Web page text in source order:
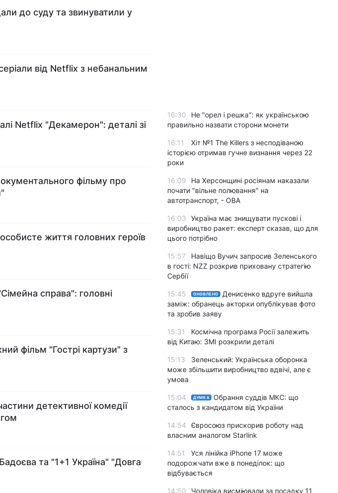
до суду та звинуватили у
від Netflix з небанальним
Netflix "Декамерон": деталі зі
фільму про
життя головних героїв
справа": головні
фільм "Гострі картузи" з
детективної комедії
та "1+1 Україна" "Довга
16:30
Не "орел і решка": як українською
правильно назвати сторони монети
16:11
Хіт №1 The Killers з несподіваною
історією отримав гучне визнання через 22
роки
16:09
На Херсонщині росіянам наказали
почати "вільне полювання" на
автотранспорт, - ОВА
16:03
Україна має знищувати пускові і
виробництво ракет: експерт сказав, що для
цього потрібно
15:57
Навіщо Вучич запросив Зеленського
в гості: NZZ розкрив приховану стратегію
Сербії
15:45 ОНОВЛЕНО
Денисенко вдруге вийшла
заміж: обранець акторки опублікував фото
та зробив заяву
15:31
Космічна програма Росії залежить
від Китаю: ЗМІ розкрили деталі
15:13
Зеленський: Українська оборонка
може збільшити виробництво вдвічі, але є
умова
15:04 ДУМКА
Обрання суддів МКС: що
сталось з кандидатом від України
14:54
Євросоюз прискорив роботу над
власним аналогом Starlink
14:51
Уся лінійка iPhone 17 може
подорожчати вже в понеділок: що
відбувається
14:50 Чоловіка висміювали за посадку 11